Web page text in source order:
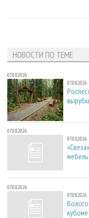
НОВОСТИ ПО ТЕМЕ
07.08.2026
07.08.2026
07.08.2026
07.08.2026
07.08.2026
07.08.2026